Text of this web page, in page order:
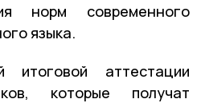
норм современного
языка.
итоговой аттестации
которые получат